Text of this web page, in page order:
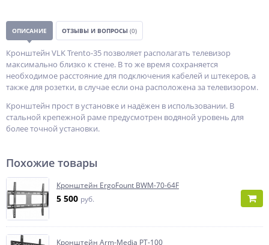
ОПИСАНИЕ ОТЗЫВЫ И ВОПРОСЫ (0)
Кронштейн VLK Trento-35 позволяет располагать телевизор
максимально близко к стене. В то же время сохраняется
необходимое расстояние для подключения кабелей и штекеров, а
также для розетки, в случае если она расположена за телевизором.
Кронштейн прост в установке и надёжен в использовании. В
стальной крепежной раме предусмотрен водяной уровень для
более точной установки.
Похожие товары
Кронштейн ErgoFount BWM-70-64F
5 500 руб.
Кронштейн Arm-Media PT-100